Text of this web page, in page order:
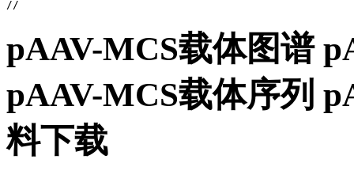
pAAV-MCS载体图谱
pAAV-MCS载体序列
料下载